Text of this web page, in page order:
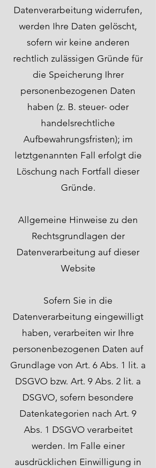
Datenverarbeitung widerrufen,
werden Ihre Daten gelöscht,
sofern wir keine anderen
rechtlich zulässigen Gründe für
die Speicherung Ihrer
personenbezogenen Daten
haben (z. B. steuer- oder
handelsrechtliche
Aufbewahrungsfristen); im
letztgenannten Fall erfolgt die
Löschung nach Fortfall dieser
Gründe.
Allgemeine Hinweise zu den
Rechtsgrundlagen der
Datenverarbeitung auf dieser
Website
Sofern Sie in die
Datenverarbeitung eingewilligt
haben, verarbeiten wir Ihre
personenbezogenen Daten auf
Grundlage von Art. 6 Abs. 1 lit. a
DSGVO bzw. Art. 9 Abs. 2 lit. a
DSGVO, sofern besondere
Datenkategorien nach Art. 9
Abs. 1 DSGVO verarbeitet
werden. Im Falle einer
ausdrücklichen Einwilligung in